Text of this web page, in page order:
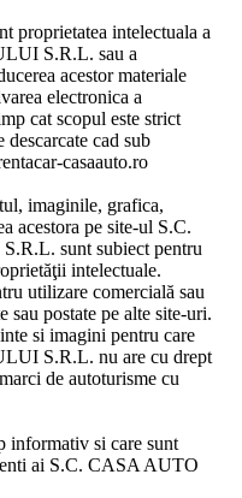
proprietatea intelectuala a
S.R.L. sau a
acestor materiale
electronica a
cat scopul este strict
descarcate cad sub
casaauto.ro
imaginile, grafica,
acestora pe site-ul S.C.
sunt subiect pentru
intelectuale.
utilizare comercială sau
postate pe alte site-uri.
si imagini pentru care
S.R.L. nu are cu drept
de autoturisme cu
informativ si care sunt
ai S.C. CASA AUTO